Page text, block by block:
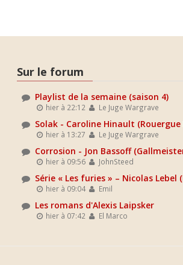
Sur le forum
Playlist de la semaine (saison 4)
hier à 22:12 Le Juge Wargrave
Solak - Caroline Hinault (Rouergue
hier à 13:27 Le Juge Wargrave
Corrosion - Jon Bassoff
hier à 09:56 JohnSteed
Série « Les furies » – Nicolas Lebel
hier à 09:04 Emil
Les romans d'Alexis Laipsker
hier à 07:42 El Marco